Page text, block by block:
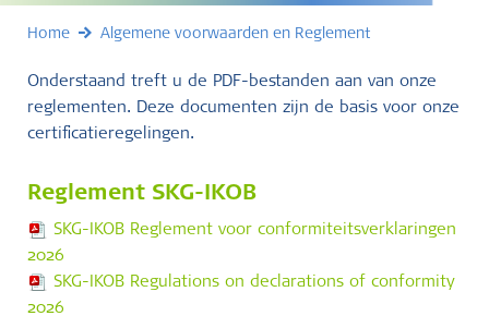
Home Algemene voorwaarden en Reglement
Onderstaand treft u de PDF-bestanden aan van onze
reglementen. Deze documenten zijn de basis voor onze
certificatieregelingen.
Reglement SKG-IKOB
SKG-IKOB Reglement voor conformiteitsverklaringen
2026
SKG-IKOB Regulations on declarations of conformity
2026